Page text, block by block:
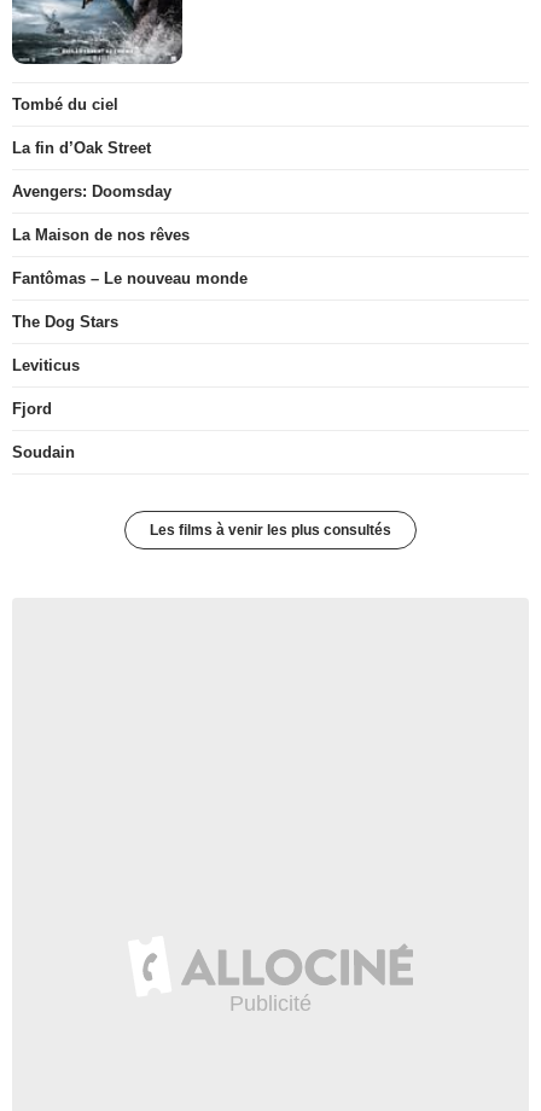
Tombé du ciel
La fin d’Oak Street
Avengers: Doomsday
La Maison de nos rêves
Fantômas – Le nouveau monde
The Dog Stars
Leviticus
Fjord
Soudain
Les films à venir les plus consultés